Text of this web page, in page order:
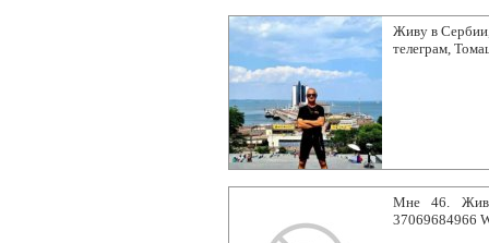
Живу в
телеграм,
Mне 46.
37069684966